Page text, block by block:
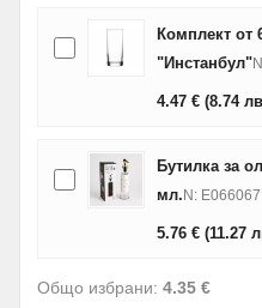
Комплект от
"Инстанбул"
4.47 € (8.74
Бутилка за
мл.N: E066067
5.76 € (11.27
Общо избрани: 4.35 €